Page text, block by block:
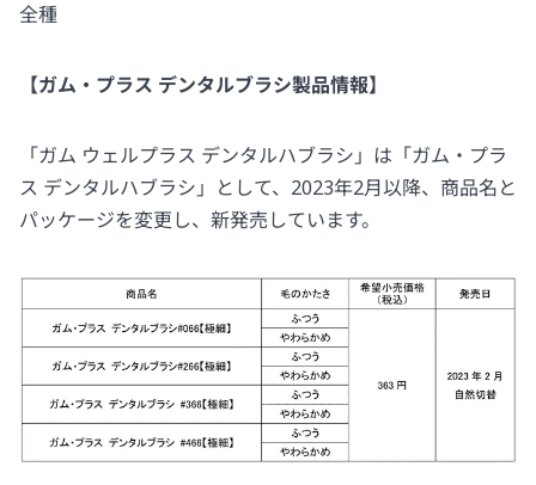
全種
【ガム・プラス デンタルブラシ製品情報】
「ガム ウェルプラス デンタルハブラシ」は「ガム・プラ
ス デンタルハブラシ」として、2023年2月以降、商品名と
パッケージを変更し、新発売しています。